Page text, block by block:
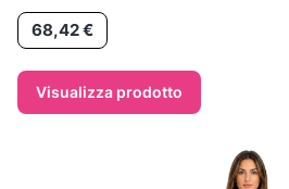
Prezzo
68,42 €
Visualizza prodotto